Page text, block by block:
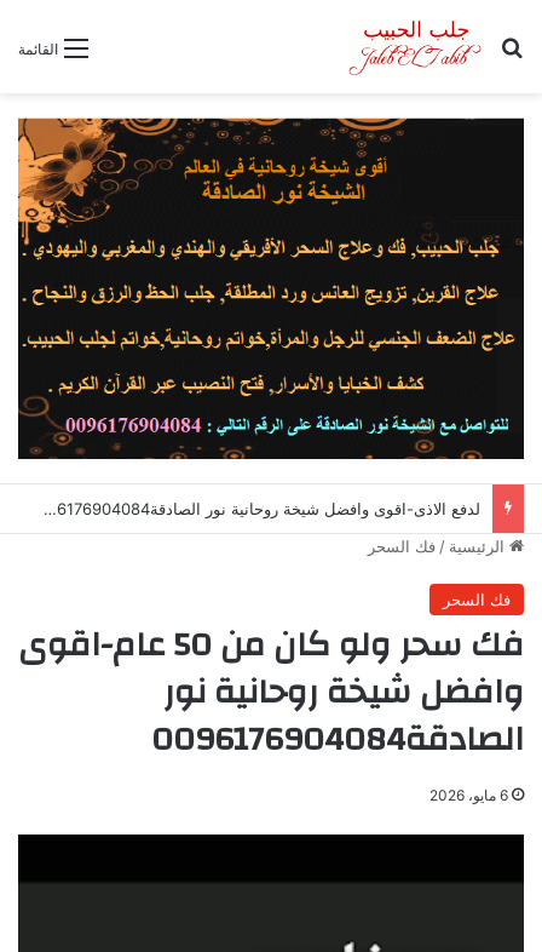
القائمة بحث عن
لدفع الاذى-اقوى وافضل شيخة روحانية نور الصادقة0096176904084
الرئيسية / فك السحر
فك السحر
فك سحر ولو كان من 50 عام-اقوى
وافضل شيخة روحانية نور
الصادقة0096176904084
6 مايو، 2026